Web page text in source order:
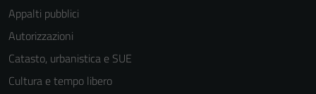
Appalti pubblici
Autorizzazioni
Catasto, urbanistica e SUE
Cultura e tempo libero